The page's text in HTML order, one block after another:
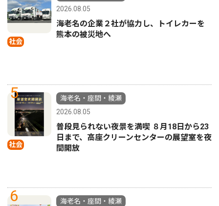
社会
2026.08.05
海老名の企業２社が協力し、トイレカーを
熊本の被災地へ
5
社会
海老名・座間・綾瀬
2026.08.05
普段見られない夜景を満喫 ８月18日から23
日まで、高座クリーンセンターの展望室を夜
間開放
6
海老名・座間・綾瀬